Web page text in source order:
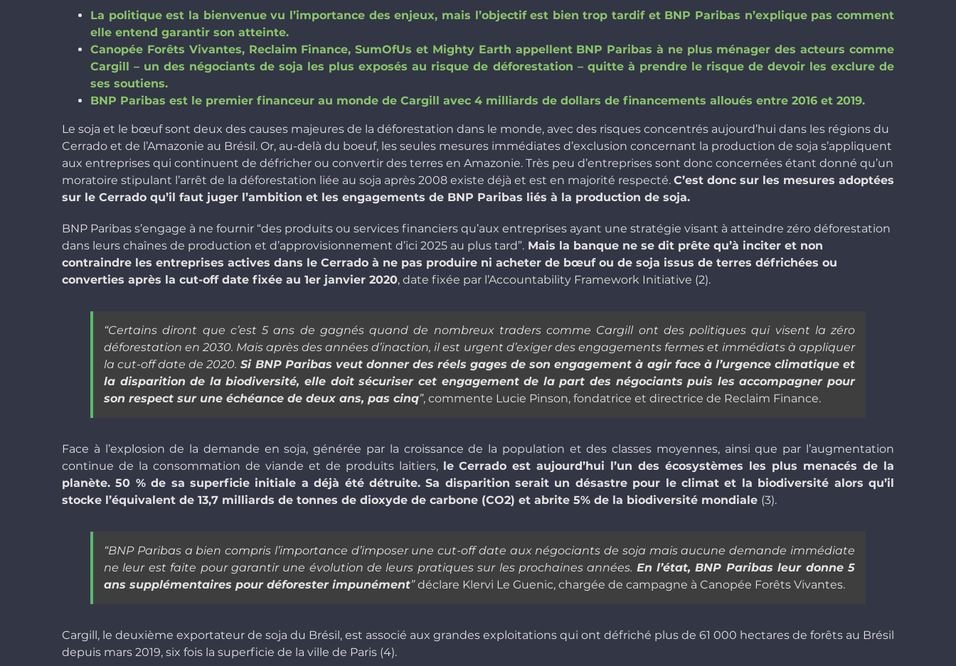
La politique est la bienvenue vu l’importance des enjeux, mais l’objectif est bien trop tardif etBNP Paribas n’explique pas comment
elle entend garantir son atteinte.
Canopée Forêts Vivantes, Reclaim Finance, SumOfUs et Mighty Earth appellent BNP Paribas à ne plus ménager des acteurs comme
Cargill – un des négociants de soja les plus exposés au risque de déforestation – quitte à prendre le risque de devoir les exclure de
ses soutiens.
BNP Paribas est le premier financeur au monde de Cargill avec 4 milliards de dollars de financements alloués entre 2016 et 2019.
Le soja et le bœuf sont deux des causes majeures de la déforestation dans le monde, avec des risques concentrés aujourd’hui dans les régions du
Cerrado et de l’Amazonie au Brésil. Or, au-delà du boeuf, les seules mesures immédiates d’exclusion concernant la production de soja s’appliquent
aux entreprises qui continuent de défricher ou convertir des terres en Amazonie. Très peu d’entreprises sont donc concernées étant donné qu’un
moratoire stipulant l’arrêt de la déforestation liée au soja après 2008 existe déjà et est en majorité respecté. C’est donc sur les mesures adoptées
sur le Cerrado qu’il faut juger l’ambition et les engagements de BNP Paribas liés à la production de soja.
BNP Paribas s’engage à ne fournir “des produits ou services financiers qu’aux entreprises ayant une stratégie visant à atteindre zéro déforestation
dans leurs chaînes de production et d’approvisionnement d’ici 2025 au plus tard”. Mais la banque ne se dit prête qu’à inciter et non
contraindre les entreprises actives dans le Cerrado à ne pas produire ni acheter de bœuf ou de soja issus de terres défrichées ou
converties après la cut-off date fixée au 1er janvier 2020, date fixée par l’Accountability Framework Initiative (2).
“Certains diront que c’est 5 ans de gagnés quand de nombreux traders comme Cargill ont des politiques qui visent la zéro
déforestation en 2030. Mais après des années d’inaction, il est urgent d’exiger des engagements fermes et immédiats à appliquer
la cut-off date de 2020. Si BNP Paribas veut donner des réels gages de son engagement à agir face à l’urgence climatique et
la disparition de la biodiversité, elle doit sécuriser cet engagement de la part des négociants puis les accompagner pour
son respect sur une échéance de deux ans, pas cinq”, commente Lucie Pinson, fondatrice et directrice de Reclaim Finance.
Face à l’explosion de la demande en soja, générée par la croissance de la population et des classes moyennes, ainsi que par l’augmentation
continue de la consommation de viande et de produits laitiers, le Cerrado est aujourd’hui l’un des écosystèmes les plus menacés de la
planète. 50 % de sa superficie initiale a déjà été détruite. Sa disparition serait un désastre pour le climat et la biodiversité alors qu’il
stocke l’équivalent de 13,7 milliards de tonnes de dioxyde de carbone (CO2) et abrite 5% de la biodiversité mondiale (3).
“BNP Paribas a bien compris l’importance d’imposer une cut-off date aux négociants de soja mais aucune demande immédiate
ne leur est faite pour garantir une évolution de leurs pratiques sur les prochaines années. En l’état, BNP Paribas leur donne 5
ans supplémentaires pour déforester impunément”déclare Klervi Le Guenic, chargée de campagne à Canopée Forêts Vivantes.
Cargill, le deuxième exportateur de soja du Brésil, est associé aux grandes exploitations qui ont défriché plus de 61 000 hectares de forêts au Brésil
depuis mars 2019, six fois la superficie de la ville de Paris (4).